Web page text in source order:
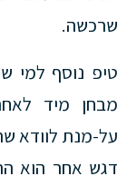
שרכשה.
טיפ נוסף למי
מבחן מיד
על-מנת לוודא
דגש אחר הוא